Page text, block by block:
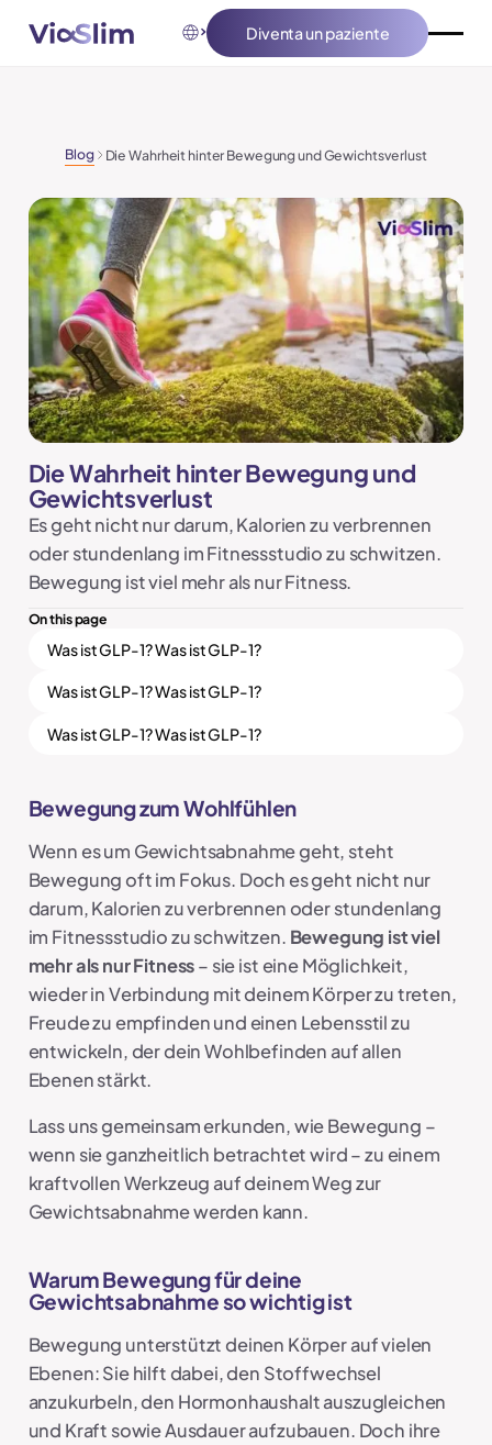
Diventa un paziente
Diventa un paziente
Blog Die Wahrheit hinter Bewegung und Gewichtsverlust
Die Wahrheit hinter Bewegung und
Gewichtsverlust
Es geht nicht nur darum, Kalorien zu verbrennen
oder stundenlang im Fitnessstudio zu schwitzen.
Bewegung ist viel mehr als nur Fitness.
On this page
Was ist GLP-1? Was ist GLP-1?
Was ist GLP-1? Was ist GLP-1?
Was ist GLP-1? Was ist GLP-1?
Bewegung zum Wohlfühlen
Wenn es um Gewichtsabnahme geht, steht
Bewegung oft im Fokus. Doch es geht nicht nur
darum, Kalorien zu verbrennen oder stundenlang
im Fitnessstudio zu schwitzen. Bewegung ist viel
mehr als nur Fitness– sie ist eine Möglichkeit,
wieder in Verbindung mit deinem Körper zu treten,
Freude zu empfinden und einen Lebensstil zu
entwickeln, der dein Wohlbefinden auf allen
Ebenen stärkt.
Lass uns gemeinsam erkunden, wie Bewegung –
wenn sie ganzheitlich betrachtet wird – zu einem
kraftvollen Werkzeug auf deinem Weg zur
Gewichtsabnahme werden kann.
Warum Bewegung für deine
Gewichtsabnahme so wichtig ist
Bewegung unterstützt deinen Körper auf vielen
Ebenen: Sie hilft dabei, den Stoffwechsel
anzukurbeln, den Hormonhaushalt auszugleichen
und Kraft sowie Ausdauer aufzubauen. Doch ihre